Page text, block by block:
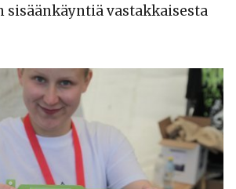
sisäänkäyntiä vastakkaisesta